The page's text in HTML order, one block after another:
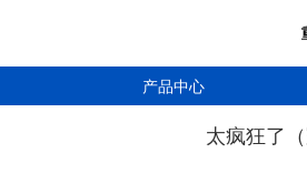
产品中心
太疯狂了